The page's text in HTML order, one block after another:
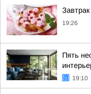
19:26
Пять
19:10